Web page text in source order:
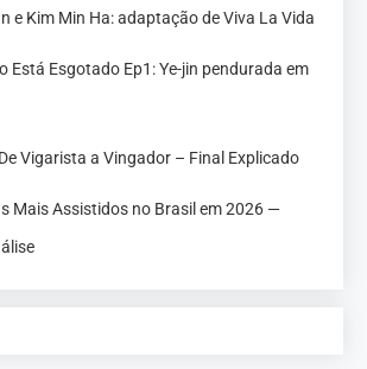
e Kim Min Ha: adaptação de Viva La Vida
Está Esgotado Ep1: Ye-jin pendurada em
Vigarista a Vingador – Final Explicado
Mais Assistidos no Brasil em 2026 —